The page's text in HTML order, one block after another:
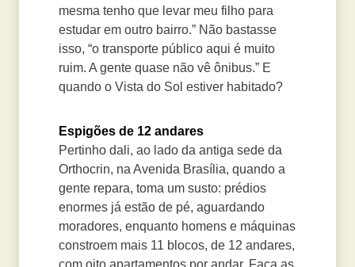
mesma tenho que levar meu filho para
estudar em outro bairro.” Não bastasse
isso, “o transporte público aqui é muito
ruim. A gente quase não vê ônibus.” E
quando o Vista do Sol estiver habitado?
Espigões de 12 andares
Pertinho dali, ao lado da antiga sede da
Orthocrin, na Avenida Brasília, quando a
gente repara, toma um susto: prédios
enormes já estão de pé, aguardando
moradores, enquanto homens e máquinas
constroem mais 11 blocos, de 12 andares,